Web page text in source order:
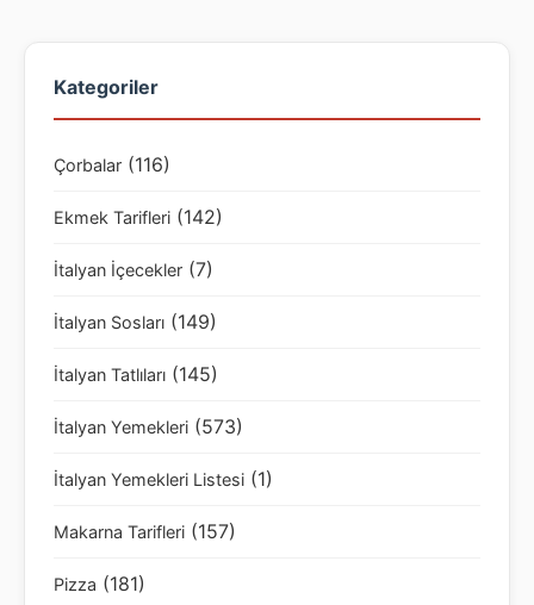
Kategoriler
Çorbalar (116)
Ekmek Tarifleri (142)
İtalyan İçecekler (7)
İtalyan Sosları (149)
İtalyan Tatlıları (145)
İtalyan Yemekleri (573)
İtalyan Yemekleri Listesi (1)
Makarna Tarifleri (157)
Pizza (181)